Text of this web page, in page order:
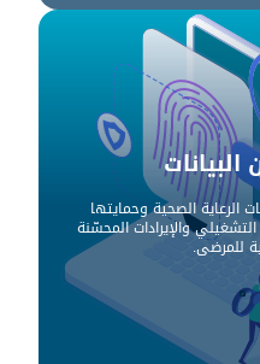
البيانات
الرعاية الصحية وحمايتها
والإيرادات المحسّنة
للمرضى.